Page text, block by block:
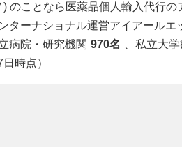
のことなら医薬品個人輸入代行の
ターナショナル運営アイアール
病院・研究機関 970名 、私立大
時点）